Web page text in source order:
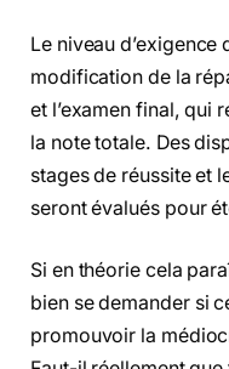
Le niveau
modification de la
et l’examen final, qui
la note totale. Des
stages de réussite et
seront évalués pour
Si en théorie cela
bien se demander si
promouvoir la